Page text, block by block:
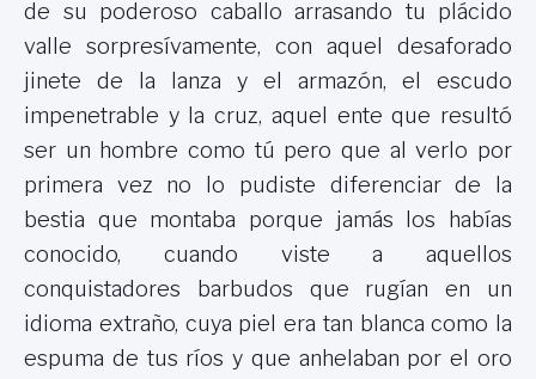
de su poderoso caballo arrasando tu plácido
valle sorpresívamente, con aquel desaforado
jinete de la lanza y el armazón, el escudo
impenetrable y la cruz, aquel ente que resultó
ser un hombre como tú pero que al verlo por
primera vez no lo pudiste diferenciar de la
bestia que montaba porque jamás los habías
conocido, cuando viste a aquellos
conquistadores barbudos que rugían en un
idioma extraño, cuya piel era tan blanca como la
espuma de tus ríos y que anhelaban por el oro